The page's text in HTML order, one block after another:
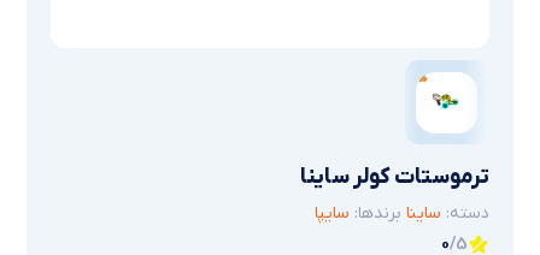
ترموستات کولر ساینا
دسته: ساینا برندها: سایپا
0/5